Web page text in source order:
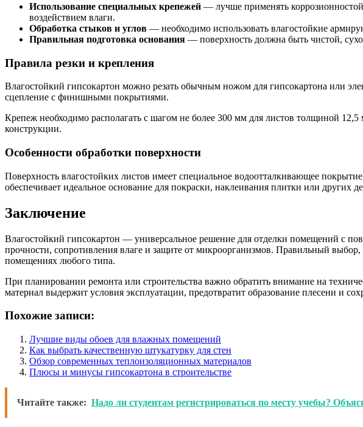
Использование специальных крепежей — лучше применять
воздействием влаги.
Обработка стыков и углов — необходимо использовать влагостойкие
Правильная подготовка основания — поверхность должна быть чистой,
Правила резки и крепления
Влагостойкий гипсокартон можно резать обычным ножом для гипсокартона или
сцепление с финишными покрытиями.
Крепеж необходимо располагать с шагом не более 300 мм для листов толщиной
конструкции.
Особенности обработки поверхности
Поверхность влагостойких листов имеет специальное водоотталкивающее
обеспечивает идеальное основание для покраски, наклеивания плитки или других
Заключение
Влагостойкий гипсокартон — универсальное решение для отделки помещений с
прочности, сопротивления влаге и защите от микроорганизмов. Правильный
помещениях любого типа.
При планировании ремонта или строительства важно обратить внимание на
материал выдержит условия эксплуатации, предотвратит образование плесени и
Похожие записи:
Лучшие виды обоев для влажных помещений
Как выбрать качественную штукатурку для стен
Обзор современных теплоизоляционных материалов
Плюсы и минусы гипсокартона в строительстве
Читайте также: Надо ли студентам регистрироваться по месту учебы?